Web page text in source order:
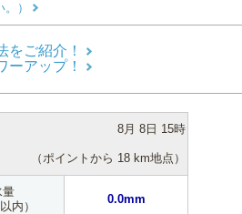
）
をご紹介！
ーアップ！
8月 8日 15時
（ポイントから 18 km地点）
量
内）
0.0mm